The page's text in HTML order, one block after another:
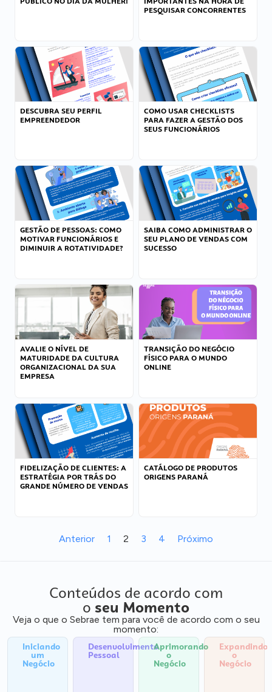
PESQUISAR CONCORRENTES
DESCUBRA SEU PERFIL
EMPREENDEDOR
COMO USAR CHECKLISTS
PARA FAZER A GESTÃO DOS
SEUS FUNCIONÁRIOS
GESTÃO DE PESSOAS: COMO
MOTIVAR FUNCIONÁRIOS E
DIMINUIR A ROTATIVIDADE?
SAIBA COMO ADMINISTRAR O
SEU PLANO DE VENDAS COM
SUCESSO
AVALIE O NÍVEL DE
MATURIDADE DA CULTURA
ORGANIZACIONAL DA SUA
EMPRESA
TRANSIÇÃO DO NEGÓCIO
FÍSICO PARA O MUNDO
ONLINE
FIDELIZAÇÃO DE CLIENTES: A
ESTRATÉGIA POR TRÁS DO
GRANDE NÚMERO DE VENDAS
CATÁLOGO DE PRODUTOS
ORIGENS PARANÁ
Anterior 1 2 3 4 Próximo
Conteúdos de acordo com
o seu Momento
Veja o que o Sebrae tem para você de acordo com o seu
momento:
Iniciando
um
Negócio
Desenvolvimento
Pessoal
Aprimorando
o
Negócio
Expandindo
o
Negócio